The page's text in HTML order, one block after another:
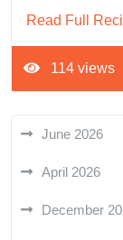
Read Full
114 views
June 2026
April 2026
December